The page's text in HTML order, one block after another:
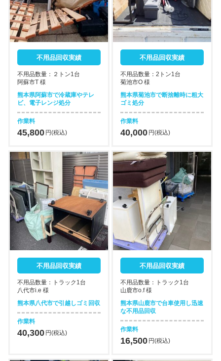
不用品回収実績
不用品数量：２トン1台
阿蘇市T 様
熊本県阿蘇市で冷蔵庫やテレ
ビ、電子レンジ処分
作業料
45,800 円(税込)
不用品回収実績
不用品数量：2トン1台
菊池市O 様
熊本県菊池市で断捨離時に粗大
ゴミ処分
作業料
40,000 円(税込)
不用品回収実績
不用品数量：トラック1台
八代市i.e 様
熊本県八代市で引越しゴミ回収
作業料
40,300 円(税込)
不用品回収実績
不用品数量：トラック1台
山鹿市o.f 様
熊本県山鹿市で台車使用し迅速
な不用品回収
作業料
16,500 円(税込)